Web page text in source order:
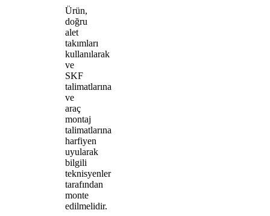
Ürün,
doğru
alet
takımları
kullanılarak
ve
SKF
talimatlarına
ve
araç
montaj
talimatlarına
harfiyen
uyularak
bilgili
teknisyenler
tarafından
monte
edilmelidir.